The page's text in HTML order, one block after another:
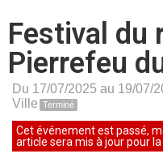
Festival du
Pierrefeu
Du 17/07/2025 au 19/07/
Ville Terminé
Cet événement est passé,
article sera mis à jour pour